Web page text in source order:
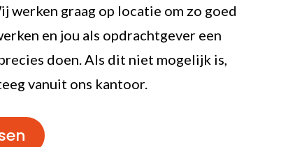
werken graag op locatie om zo goed
en jou als opdrachtgever een
doen. Als dit niet mogelijk is,
vanuit ons kantoor.